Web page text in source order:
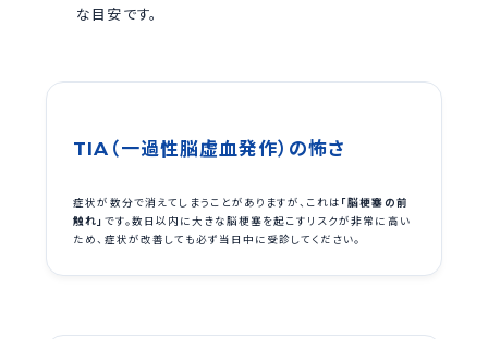
な目安です。
TIA（一過性脳虚血発作）の怖さ
症状が数分で消えてしまうことがありますが、これは 「脳梗塞の前
触れ」 です。数日以内に大きな脳梗塞を起こすリスクが非常に高い
ため、症状が改善しても必ず当日中に受診してください。